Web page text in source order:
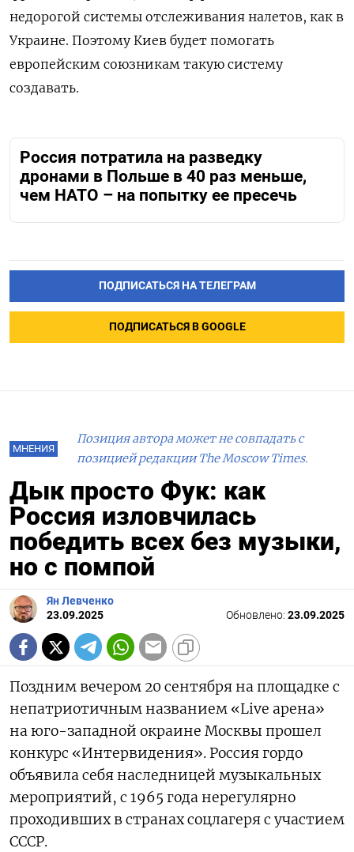
недорогой системы отслеживания налетов, как в
Украине. Поэтому Киев будет помогать
европейским союзникам такую систему
создавать.
Россия потратила на разведку
дронами в Польше в 40 раз меньше,
чем НАТО – на попытку ее пресечь
ПОДПИСАТЬСЯ НА ТЕЛЕГРАМ
ПОДПИСАТЬСЯ В GOOGLE
МНЕНИЯ
Позиция автора может не совпадать с
позицией редакции The Moscow Times.
Дык просто Фук: как
Россия изловчилась
победить всех без музыки,
но с помпой
Ян Левченко
23.09.2025
Обновлено: 23.09.2025
Поздним вечером 20 сентября на площадке с
непатриотичным названием «Live арена»
на юго-западной окраине Москвы прошел
конкурс «Интервидения». Россия гордо
объявила себя наследницей музыкальных
мероприятий, с 1965 года нерегулярно
проходивших в странах соцлагеря с участием
СССР.